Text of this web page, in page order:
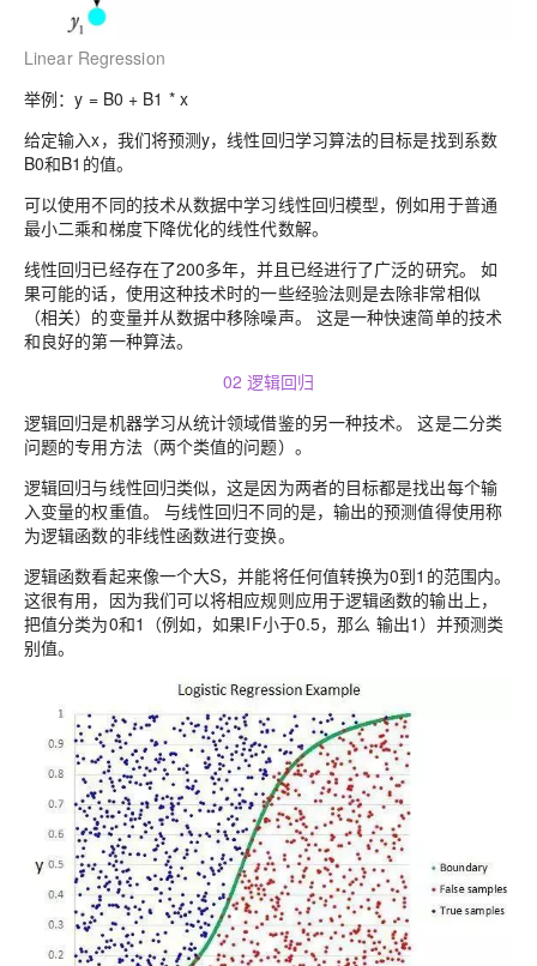
Linear Regression
举例：y = B0 + B1 * x
给定输入x，我们将预测y，线性回归学习算法的目标是找到系数
B0和B1的值。
可以使用不同的技术从数据中学习线性回归模型，例如用于普通
最小二乘和梯度下降优化的线性代数解。
线性回归已经存在了200多年，并且已经进行了广泛的研究。 如
果可能的话，使用这种技术时的一些经验法则是去除非常相似
（相关）的变量并从数据中移除噪声。 这是一种快速简单的技术
和良好的第一种算法。
02 逻辑回归
逻辑回归是机器学习从统计领域借鉴的另一种技术。 这是二分类
问题的专用方法（两个类值的问题）。
逻辑回归与线性回归类似，这是因为两者的目标都是找出每个输
入变量的权重值。 与线性回归不同的是，输出的预测值得使用称
为逻辑函数的非线性函数进行变换。
逻辑函数看起来像一个大S，并能将任何值转换为0到1的范围内。
这很有用，因为我们可以将相应规则应用于逻辑函数的输出上，
把值分类为0和1（例如，如果IF小于0.5，那么 输出1）并预测类
别值。